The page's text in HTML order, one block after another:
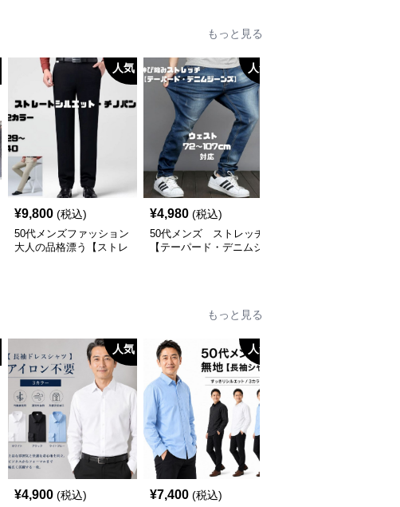
もっと見る
人気
¥9,800 (税込)
50代メンズファッション
大人の品格漂う【ストレ
人気
¥4,980 (税込)
50代メンズ ストレッチ
【テーパード・デニムジ
もっと見る
人気
¥4,900 (税込)
人気
¥7,400 (税込)